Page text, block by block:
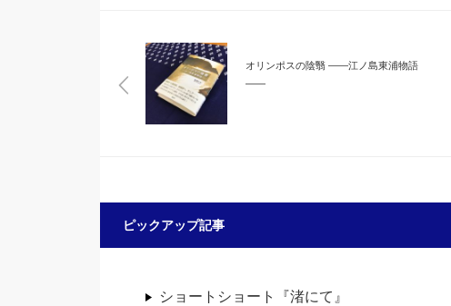
オリンポスの陰翳 ――江ノ島東浦物語
――
ピックアップ記事
ショートショート『渚にて』